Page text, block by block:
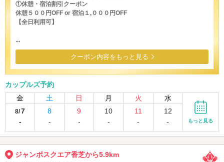
①休憩・宿泊割引クーポン
休憩５００円OFF or 宿泊１,０００円OFF
【全日利用可】
...
クーポン内容をもっと見る
カップルズ予約
金
土 日 月 火 水
8/7
-
8
-
9
-
10
-
11
-
12
-
もっと見る
ジャンボスクエア香芝から5.9km